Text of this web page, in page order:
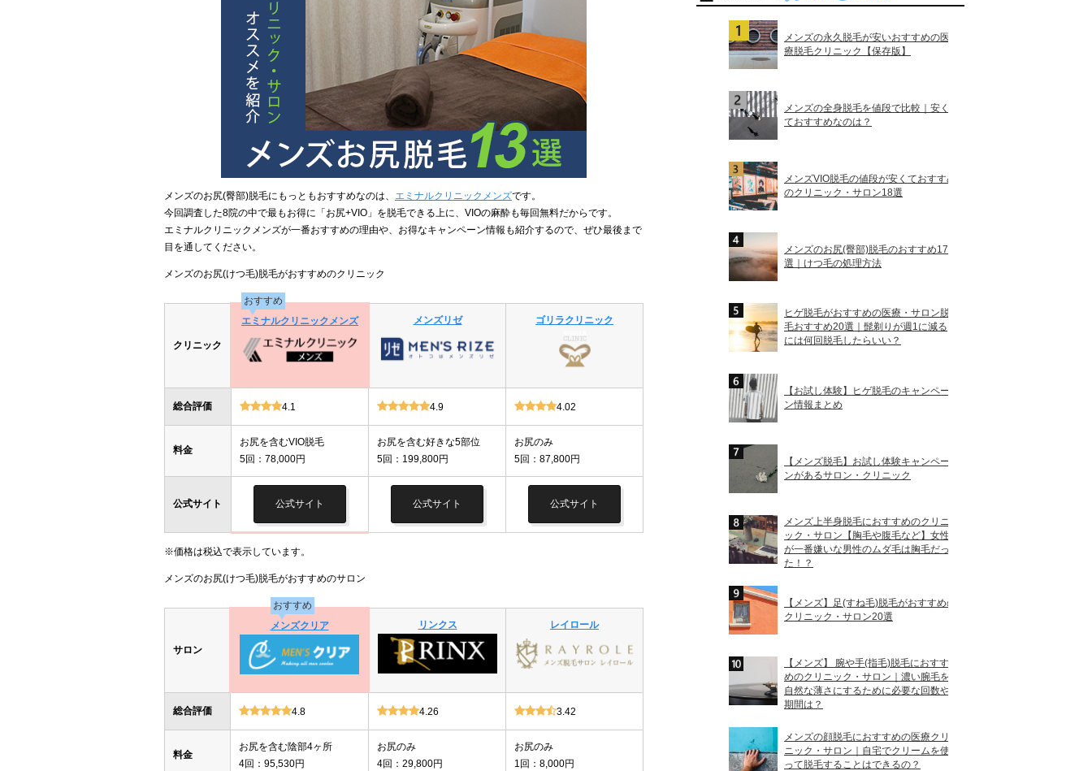
メンズのお尻(臀部)脱毛にもっともおすすめなのは、 エミナルクリニックメンズです。
今回調査した8院の中で最もお得に「お尻+VIO」を脱毛できる上に、VIOの麻酔も毎回無料だからです。
エミナルクリニックメンズが一番おすすめの理由や、お得なキャンペーン情報も紹介するので、ぜひ最後まで
目を通してください。
メンズのお尻(けつ毛)脱毛がおすすめのクリニック
クリニック
おすすめ
エミナルクリニックメンズ
メンズリゼ ゴリラクリニック
総合評価 4.1 4.9 4.02
料金
お尻を含むVIO脱毛
5回：78,000円
お尻を含む好きな5部位
5回：199,800円
お尻のみ
5回：87,800円
公式サイト 公式サイト 公式サイト 公式サイト
※価格は税込で表示しています。
メンズのお尻(けつ毛)脱毛がおすすめのサロン
サロン
おすすめ
メンズクリア
リンクス レイロール
総合評価 4.8 4.26 3.42
料金
お尻を含む陰部4ヶ所
4回：95,530円
お尻のみ
4回：29,800円
お尻のみ
1回：8,000円
メンズの永久脱毛が安いおすすめの医
療脱毛クリニック【保存版】
メンズの全身脱毛を値段で比較｜安く
ておすすめなのは？
メンズVIO脱毛の値段が安くておすすめ
のクリニック・サロン18選
メンズのお尻(臀部)脱毛のおすすめ17
選｜けつ毛の処理方法
ヒゲ脱毛がおすすめの医療・サロン脱
毛おすすめ20選｜髭剃りが週1に減る
には何回脱毛したらいい？
【お試し体験】ヒゲ脱毛のキャンペー
ン情報まとめ
【メンズ脱毛】お試し体験キャンペー
ンがあるサロン・クリニック
メンズ上半身脱毛におすすめのクリニ
ック・サロン【胸毛や腹毛など】女性
が一番嫌いな男性のムダ毛は胸毛だっ
た！？
【メンズ】足(すね毛)脱毛がおすすめの
クリニック・サロン20選
【メンズ】 腕や手(指毛)脱毛におすす
めのクリニック・サロン｜濃い腕毛を
自然な薄さにするために必要な回数や
期間は？
メンズの顔脱毛におすすめの医療クリ
ニック・サロン｜自宅でクリームを使
って脱毛することはできるの？